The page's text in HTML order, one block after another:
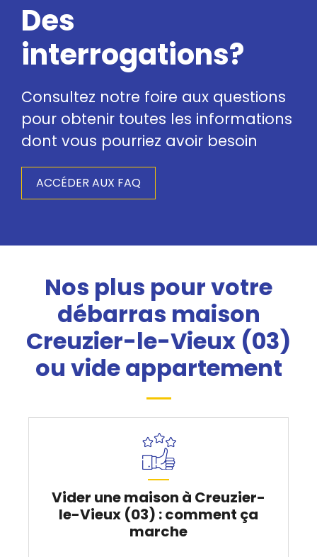
Des
interrogations?
Consultez notre foire aux questions
pour obtenir toutes les informations
dont vous pourriez avoir besoin
ACCÉDER AUX FAQ
Nos plus pour votre
débarras maison
Creuzier-le-Vieux (03)
ou vide appartement
Vider une maison à Creuzier-
le-Vieux (03) : comment ça
marche